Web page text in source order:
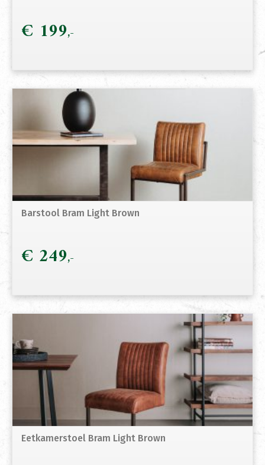
€ 199
Barstool Bram Light Brown
€ 249
Eetkamerstoel Bram Light Brown